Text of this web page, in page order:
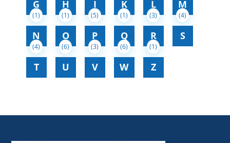
G H I K L M
N
(1)
O
(1)
P
(5)
Q
(1)
R
(3)
S
(4)
T
(4)
U
(6)
V
(3)
W
(6)
Z
(1)